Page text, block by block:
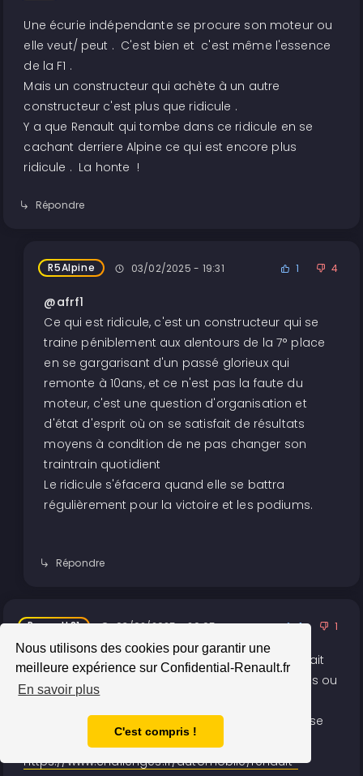
Nous utilisons des cookies pour garantir une
meilleure expérience sur Confidential-Renault.fr
En savoir plus
C'est compris !
Une écurie indépendante se procure son moteur ou
elle veut/ peut . C'est bien et c'est même l'essence
de la F1 .
Mais un constructeur qui achète à un autre
constructeur c'est plus que ridicule .
Y a que Renault qui tombe dans ce ridicule en se
cachant derriere Alpine ce qui est encore plus
ridicule . La honte !
Répondre
R5Alpine 03/02/2025 - 19:31 1 4
@afrf1
Ce qui est ridicule, c'est un constructeur qui se
traine péniblement aux alentours de la 7° place
en se gargarisant d'un passé glorieux qui
remonte à 10ans, et ce n'est pas la faute du
moteur, c'est une question d'organisation et
d'état d'esprit où on se satisfait de résultats
moyens à condition de ne pas changer son
traintrain quotidient
Le ridicule s'éfacera quand elle se battra
régulièrement pour la victoire et les podiums.
Répondre
Renault81 03/02/2025 - 20:05 1 1
Imaginez la réaction des syndicats si Renault avait
investi massivement dans Viry, comme Mercedes ou
Honda… et les polémiques au premier choc
économique...en attendant il apparait que la base
https://www.challenges.fr/automobile/renault-